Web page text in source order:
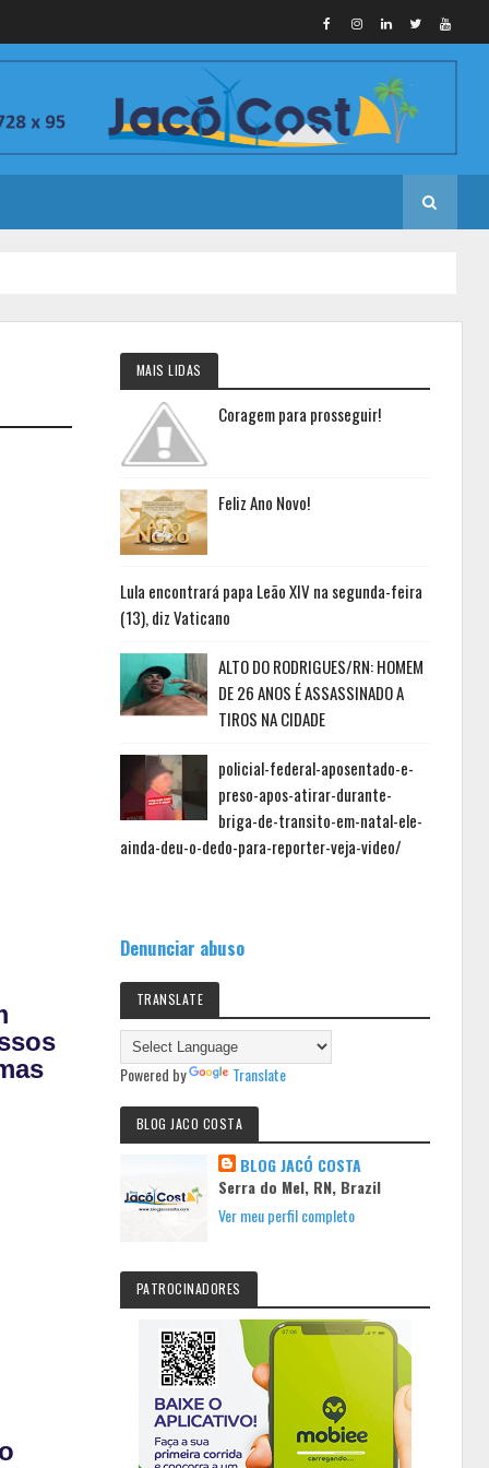
MAIS LIDAS
Coragem para prosseguir!
Feliz Ano Novo!
Lula encontrará papa Leão XIV na segunda-feira
(13), diz Vaticano
ALTO DO RODRIGUES/RN: HOMEM
DE 26 ANOS É ASSASSINADO A
TIROS NA CIDADE
policial-federal-aposentado-e-
preso-apos-atirar-durante-
briga-de-transito-em-natal-ele-
ainda-deu-o-dedo-para-reporter-veja-video/
Denunciar abuso
TRANSLATE
Powered by Translate
BLOG JACO COSTA
BLOG JACÓ COSTA
Serra do Mel, RN, Brazil
Ver meu perfil completo
PATROCINADORES